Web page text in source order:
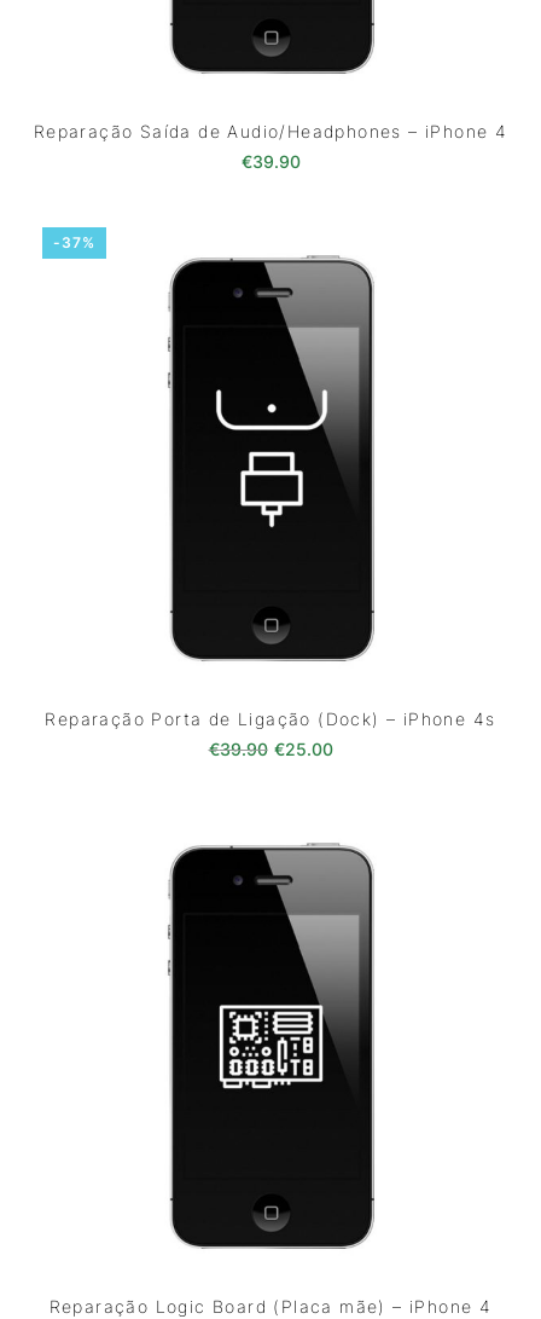
Reparação Saída de Audio/Headphones – iPhone 4
€39.90
-37%
Reparação Porta de Ligação (Dock) – iPhone 4s
€39.90 O preço original era: €39.90.
€25.00O preço atual é:
Reparação Logic Board (Placa mãe) – iPhone 4